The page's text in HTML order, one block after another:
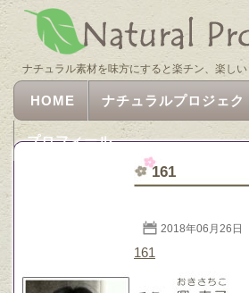
ナチュラル素材を味方にすると楽チン、楽し
HOME ナチュラルプロジェク
プロフィール
161
2018年06月26日
161